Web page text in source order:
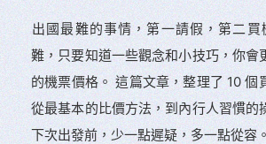
出國最難的事情，第一請假，第二
難，只要知道一些觀念和小技巧，你會
的機票價格。 這篇文章，整理了 10 個
從最基本的比價方法，到內行人習慣的
下次出發前，少一點遲疑，多一點從容。